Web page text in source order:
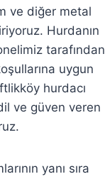
ve diğer metal
Hurdanın
tarafından
uygun
hurdacı
ve güven veren
yanı sıra